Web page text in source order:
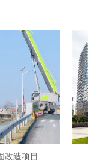
改造项目